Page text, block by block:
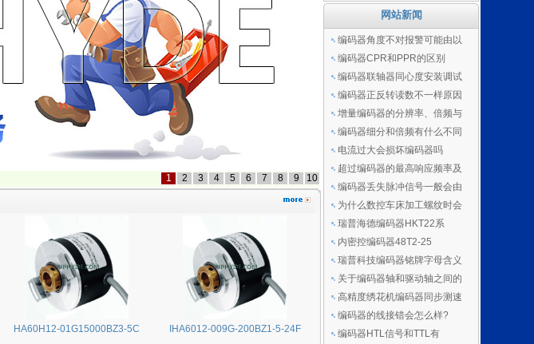
1 2 3 4 5 6 7 8 9 10
HA60H12-01G15000BZ3-5C IHA6012-009G-200BZ1-5-24F
网站新闻
编码器角度不对报警可能由以
编码器CPR和PPR的区别
编码器联轴器同心度安装调试
编码器正反转读数不一样原因
增量编码器的分辨率、倍频与
编码器细分和倍频有什么不同
电流过大会损坏编码器吗
超过编码器的最高响应频率及
编码器丢失脉冲信号一般会由
为什么数控车床加工螺纹时会
瑞普海德编码器HKT22系
内密控编码器48T2-25
瑞普科技编码器铭牌字母含义
关于编码器轴和驱动轴之间的
高精度绣花机编码器同步测速
编码器的线接错会怎么样?
编码器HTL信号和TTL有